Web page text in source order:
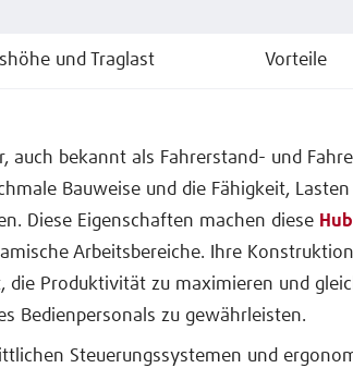
und Traglast Vorteile
auch bekannt als Fahrerstand- und
Bauweise und die Fähigkeit,
Diese Eigenschaften machen diese
Arbeitsbereiche. Ihre
die Produktivität zu maximieren und
Bedienpersonals zu gewährleisten.
Steuerungssystemen und